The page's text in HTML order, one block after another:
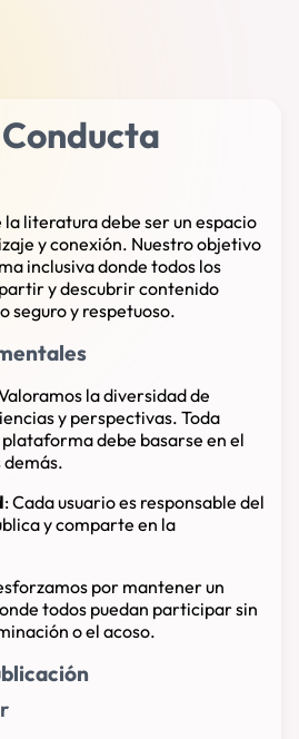
la literatura debe ser un espacio
y conexión. Nuestro objetivo
inclusiva donde todos los
y descubrir contenido
seguro y respetuoso.
la diversidad de
y perspectivas. Toda
debe basarse en el
demás.
: Cada usuario es responsable del
y comparte en la
por mantener un
todos puedan participar sin
o el acoso.